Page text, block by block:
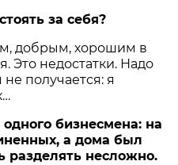
за себя?
добрым, хорошим в
Это недостатки. Надо
получается: я
бизнесмена: на
а дома был
разделять несложно.